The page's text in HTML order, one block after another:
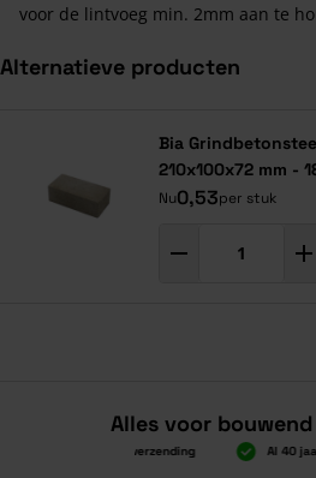
voor de lintvoeg min. 2mm aan te
Alternatieve producten
Bia
210x100x72 mm -
Nu0,53per stuk
Alles voor
Boven 2.000 gratis verzending Al 40 jaar